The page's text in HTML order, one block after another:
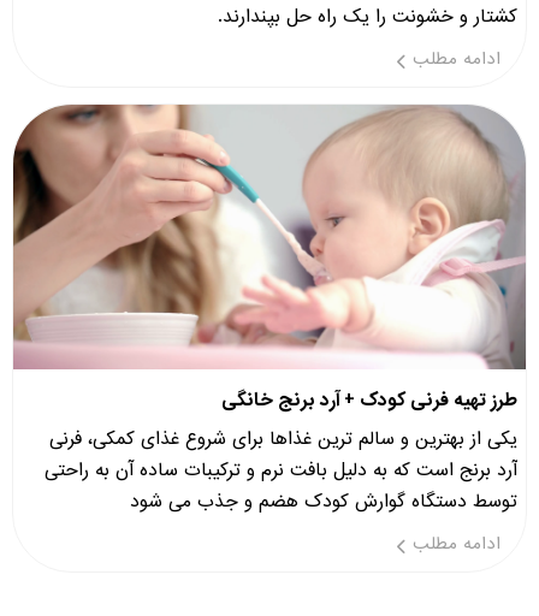
کشتار و خشونت را یک راه حل بپندارند.
ادامه مطلب
طرز تهیه فرنی کودک + آرد برنج خانگی
یکی از بهترین و سالم ترین غذاها برای شروع غذای کمکی، فرنی
آرد برنج است که به دلیل بافت نرم و ترکیبات ساده آن به راحتی
توسط دستگاه گوارش کودک هضم و جذب می شود
ادامه مطلب